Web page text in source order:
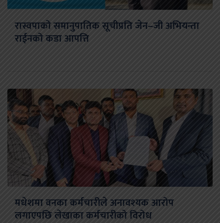
रास्वपाको समानुपातिक सूचीप्रति जेन–जी अभियन्ता
राईनको कडा आपत्ति
मधेशमा वनका कर्मचारीले अनावश्यक आरोप
लगाएपछि लेखाका कर्मचारीको विरोध